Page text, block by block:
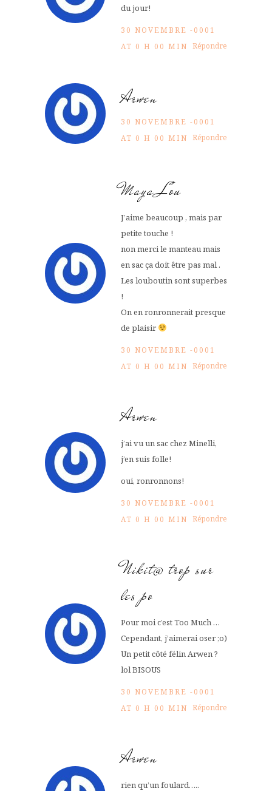
du jour!
30 NOVEMBRE -0001
AT 0 H 00 MIN Répondre
Arwen
30 NOVEMBRE -0001
AT 0 H 00 MIN Répondre
Maya Lou
J’aime beaucoup , mais par
petite touche !
non merci le manteau mais
en sac ça doit être pas mal .
Les louboutin sont superbes
!
On en ronronnerait presque
de plaisir
30 NOVEMBRE -0001
AT 0 H 00 MIN Répondre
Arwen
j’ai vu un sac chez Minelli,
j’en suis folle!
oui, ronronnons!
30 NOVEMBRE -0001
AT 0 H 00 MIN Répondre
Nikit@ trop sur
les po
Pour moi c’est Too Much …
Cependant, j’aimerai oser ;o)
Un petit côté félin Arwen ?
lol BISOUS
30 NOVEMBRE -0001
AT 0 H 00 MIN Répondre
Arwen
rien qu’un foulard…..